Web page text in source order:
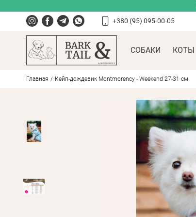
+380 (95) 095-00-05
СОБАКИ КОТЫ
Главная Кейп-дождевик Montmorency - Weekend 27-31 см